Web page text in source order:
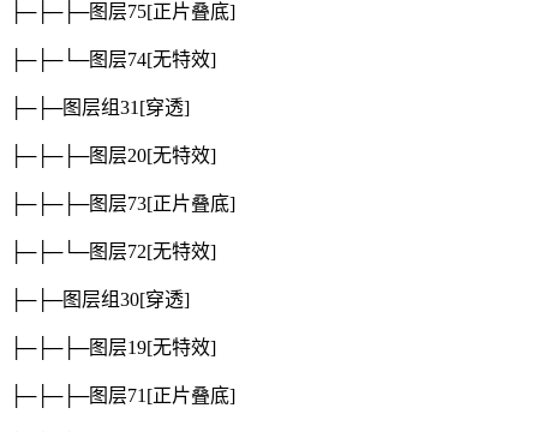
├─├─├─图层75[正片叠底]
├─├─└─图层74[无特效]
├─├─图层组31 [穿透]
├─├─├─图层20[无特效]
├─├─├─图层73[正片叠底]
├─├─└─图层72[无特效]
├─├─图层组30[穿透]
├─├─├─图层19[无特效]
├─├─├─图层71 [正片叠底]